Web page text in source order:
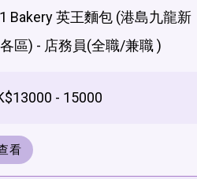
Bakery 英王麵包 (港島九龍新
區) - 店務員(全職/兼職 )
- 15000
看